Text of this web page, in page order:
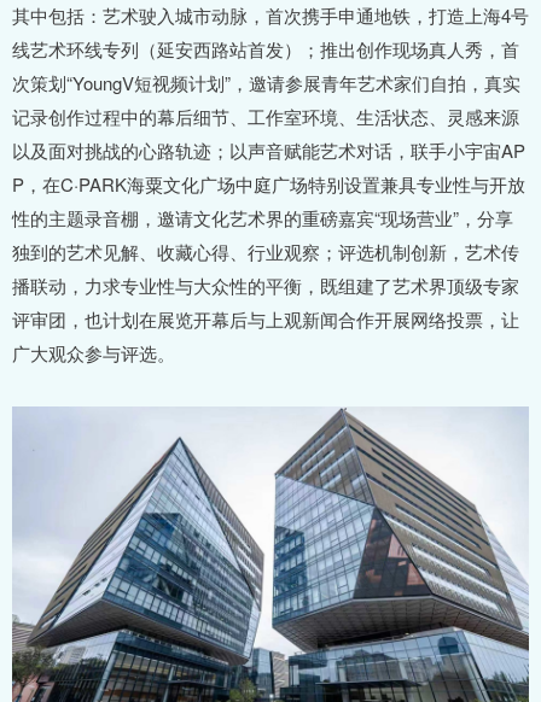
其中包括：艺术驶入城市动脉，首次携手申通地铁，打造上海4号
线艺术环线专列（延安西路站首发）；推出创作现场真人秀，首
次策划“YoungV短视频计划”，邀请参展青年艺术家们自拍，真实
记录创作过程中的幕后细节、工作室环境、生活状态、灵感来源
以及面对挑战的心路轨迹；以声音赋能艺术对话，联手小宇宙AP
P，在C·PARK海粟文化广场中庭广场特别设置兼具专业性与开放
性的主题录音棚，邀请文化艺术界的重磅嘉宾“现场营业”，分享
独到的艺术见解、收藏心得、行业观察；评选机制创新，艺术传
播联动，力求专业性与大众性的平衡，既组建了艺术界顶级专家
评审团，也计划在展览开幕后与上观新闻合作开展网络投票，让
广大观众参与评选。